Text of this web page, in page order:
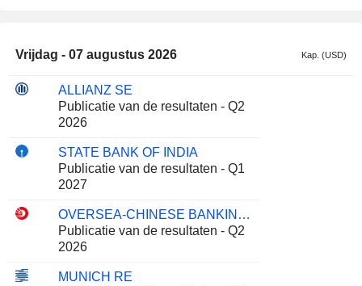
Publicatie van de resultaten - Q2 2026
Publicatie van de resultaten - Q1 2027
Publicatie van de resultaten - Q2 2026
FUJIKURA LTD.
Publicatie van de resultaten - Q1 2027
Publicatie van de resultaten - Q2 2026
Vrijdag - 07 augustus 2026 Kap. (USD)
ALLIANZ SE
Publicatie van de resultaten - Q2
2026
STATE BANK OF INDIA
Publicatie van de resultaten - Q1
2027
OVERSEA-CHINESE BANKING CORPORATION LIMITED
Publicatie van de resultaten - Q2
2026
MUNICH RE